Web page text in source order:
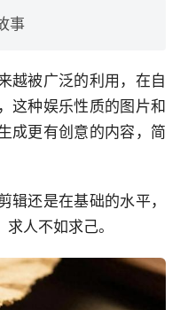
事
越被广泛的利用，在自
这种娱乐性质的图片和
成更有创意的内容，简
辑还是在基础的水平，
人不如求己。